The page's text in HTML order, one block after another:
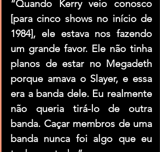
“Quando Kerry veio conosco
[para cinco shows no início de
1984], ele estava nos fazendo
um grande favor. Ele não tinha
planos de estar no Megadeth
porque amava o Slayer, e essa
era a banda dele. Eu realmente
não queria tirá-lo de outra
banda. Caçar membros de uma
banda nunca foi algo que eu